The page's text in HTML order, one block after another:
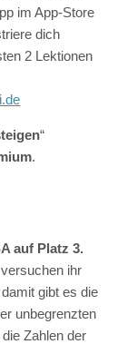
im App-Store
dich
2 Lektionen
“
.
auf Platz 3.
ihr
gibt es die
unbegrenzten
Zahlen der